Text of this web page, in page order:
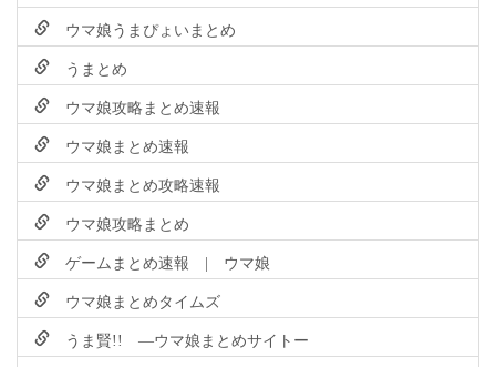
ウマ娘うまぴょいまとめ
うまとめ
ウマ娘攻略まとめ速報
ウマ娘まとめ速報
ウマ娘まとめ攻略速報
ウマ娘攻略まとめ
ゲームまとめ速報 | ウマ娘
ウマ娘まとめタイムズ
うま賢!! ―ウマ娘まとめサイトー